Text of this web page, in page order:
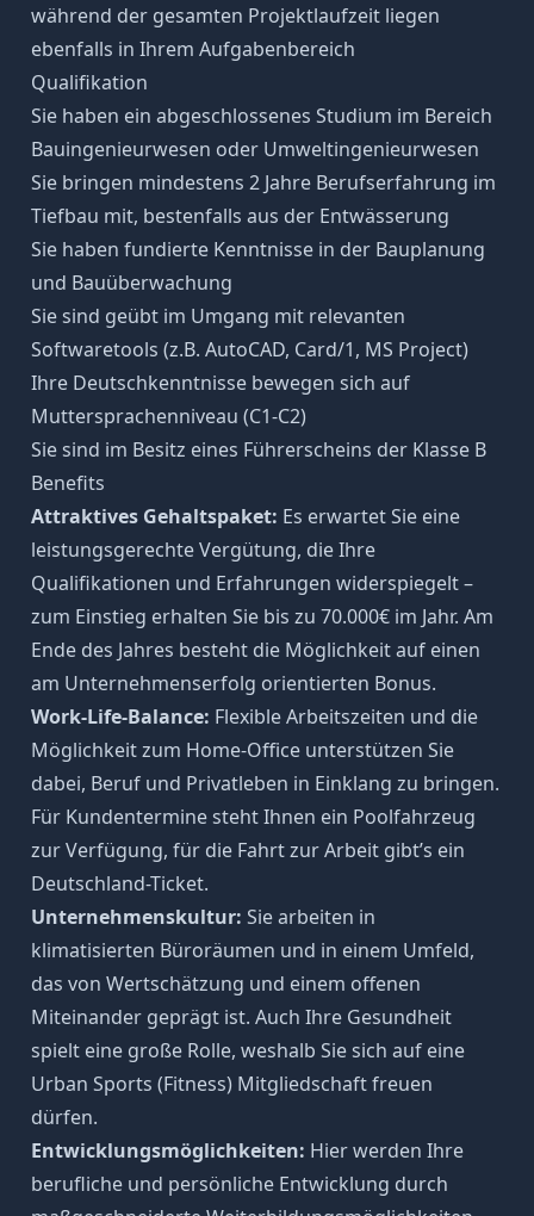
während der gesamten Projektlaufzeit liegen
ebenfalls in Ihrem Aufgabenbereich
Qualifikation
Sie haben ein abgeschlossenes Studium im Bereich
Bauingenieurwesen oder Umweltingenieurwesen
Sie bringen mindestens 2 Jahre Berufserfahrung im
Tiefbau mit, bestenfalls aus der Entwässerung
Sie haben fundierte Kenntnisse in der Bauplanung
und Bauüberwachung
Sie sind geübt im Umgang mit relevanten
Softwaretools (z.B. AutoCAD, Card/1, MS Project)
Ihre Deutschkenntnisse bewegen sich auf
Muttersprachenniveau (C1-C2)
Sie sind im Besitz eines Führerscheins der Klasse B
Benefits
Attraktives Gehaltspaket: Es erwartet Sie eine
leistungsgerechte Vergütung, die Ihre
Qualifikationen und Erfahrungen widerspiegelt –
zum Einstieg erhalten Sie bis zu 70.000€ im Jahr. Am
Ende des Jahres besteht die Möglichkeit auf einen
am Unternehmenserfolg orientierten Bonus.
Work-Life-Balance: Flexible Arbeitszeiten und die
Möglichkeit zum Home-Office unterstützen Sie
dabei, Beruf und Privatleben in Einklang zu bringen.
Für Kundentermine steht Ihnen ein Poolfahrzeug
zur Verfügung, für die Fahrt zur Arbeit gibt’s ein
Deutschland-Ticket.
Unternehmenskultur: Sie arbeiten in
klimatisierten Büroräumen und in einem Umfeld,
das von Wertschätzung und einem offenen
Miteinander geprägt ist. Auch Ihre Gesundheit
spielt eine große Rolle, weshalb Sie sich auf eine
Urban Sports (Fitness) Mitgliedschaft freuen
dürfen.
Entwicklungsmöglichkeiten: Hier werden Ihre
berufliche und persönliche Entwicklung durch